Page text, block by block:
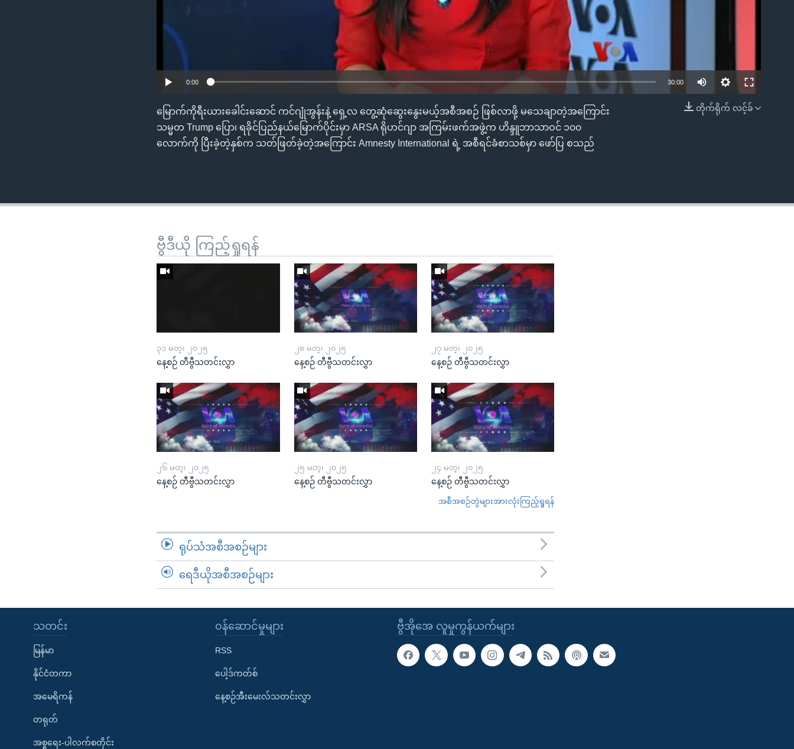
EMBED
0:00 30:00
တိုက်ရိုက် လင့်ခ်
မြောက်ကိုရီးယားခေါင်းဆောင် ကင်ဂျုံအွန်းနဲ့ ရှေ့လ တွေ့ဆုံဆွေးနွေးမယ့်အစီအစဉ် ဖြစ်လာဖို့ မသေချာတဲ့အကြောင်း
သမ္မတ Trump ပြော၊ ရခိုင်ပြည်နယ်မြောက်ပိုင်းမှာ ARSA ရိုဟင်ဂျာ အကြမ်းဖက်အဖွဲ့က ဟိန္ဒူဘာသာဝင် ၁၀၀
လောက်ကို ပြီးခဲ့တဲ့နှစ်က သတ်ဖြတ်ခဲ့တဲ့အကြောင်း Amnesty International ရဲ့ အစီရင်ခံစာသစ်မှာ ဖော်ပြ စသည်
ဗွီဒီယို ကြည့်ရှုရန်
၃၁ မတ္၊ ၂၀၂၅
နေ့စဉ် တီဗွီသတင်းလွှာ
၂၈ မတ္၊ ၂၀၂၅
နေ့စဉ် တီဗွီသတင်းလွှာ
၂၇ မတ္၊ ၂၀၂၅
နေ့စဉ် တီဗွီသတင်းလွှာ
၂၆ မတ္၊ ၂၀၂၅
နေ့စဉ် တီဗွီသတင်းလွှာ
၂၅ မတ္၊ ၂၀၂၅
နေ့စဉ် တီဗွီသတင်းလွှာ
၂၄ မတ္၊ ၂၀၂၅
နေ့စဉ် တီဗွီသတင်းလွှာ
အစီအစဉ်တွဲများအားလုံးကြည့်ရှုရန်
ရုပ်သံအစီအစဉ်များ
ရေဒီယိုအစီအစဉ်များ
ဗွီအိုအေ လူမှုကွန်ယက်များ
သတင်း
မြန်မာ
နိုင်ငံတကာ
အမေရိကန်
တရုတ်
အစ္စရေး-ပါလက်စတိုင်း
၀န်ဆောင်မှုများ
RSS
ပေါ့ဒ်ကတ်စ်
နေ့စဉ်အီးမေးလ်သတင်းလွှာ